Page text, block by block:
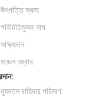
উৎপত্তি স্থল:
পরিচিতিমুলক নাম:
সাক্ষ্যদান:
মডেল নম্বার:
ন্যূনতম চাহিদার পরিমাণ: